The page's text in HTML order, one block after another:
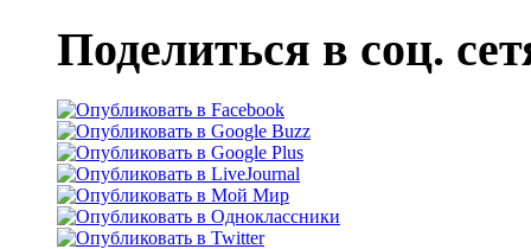
Поделиться в соц.